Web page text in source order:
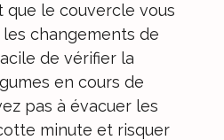
que le couvercle vous
changements de
de vérifier la
en cours de
pas à évacuer les
minute et risquer